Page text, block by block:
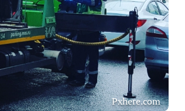
Pxhere.com